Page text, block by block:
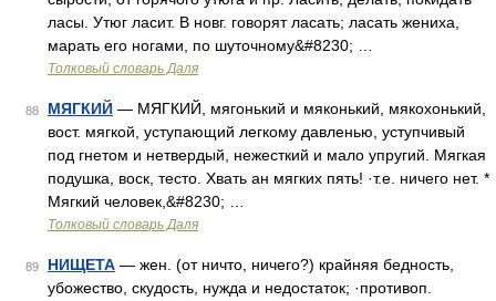
ласы. Утюг ласит. В новг. говорят ласать; ласать жениха,
марать его ногами, по шуточному&#8230; …
Толковый словарь Даля
88 МЯГКИЙ — МЯГКИЙ, мягонький и мяконький, мякохонький,
вост. мягкой, уступающий легкому давленью, уступчивый
под гнетом и нетвердый, нежесткий и мало упругий. Мягкая
подушка, воск, тесто. Хвать ан мягких пять! ·т.е. ничего нет. *
Мягкий человек,&#8230; …
Толковый словарь Даля
89 НИЩЕТА — жен. (от ничто, ничего?) крайняя бедность,
убожество, скудость, нужда и недостаток; ·противоп.